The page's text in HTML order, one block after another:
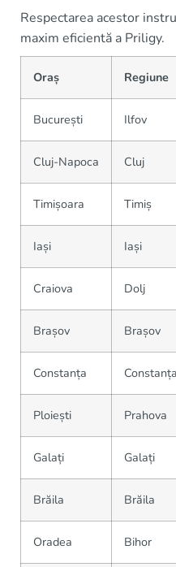
Respectarea acestor
maxim eficientă a Priligy.
Oraș Regiune
București Ilfov
Cluj-Napoca Cluj
Timișoara Timiș
Iași Iași
Craiova Dolj
Brașov Brașov
Constanța Constanța
Ploiești Prahova
Galați Galați
Brăila Brăila
Oradea Bihor